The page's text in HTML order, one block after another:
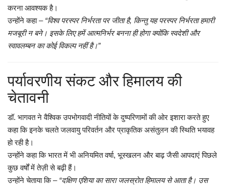
करना आवश्यक है।
उन्होंने कहा – “विश्व परस्पर निर्भरता पर जीता है, किन्तु यह परस्पर निर्भरता हमारी
मजबूरी न बने। इसके लिए हमें आत्मनिर्भर बनना ही होगा क्योंकि स्वदेशी और
स्वावलम्बन का कोई विकल्प नहीं है।”
पर्यावरणीय संकट और हिमालय की
चेतावनी
डॉ. भागवत ने वैश्विक उपभोगवादी नीतियों के दुष्परिणामों की ओर इशारा करते हुए
कहा कि इनके चलते जलवायु परिवर्तन और प्राकृतिक असंतुलन की स्थिति भयावह
हो रही है।
उन्होंने कहा कि भारत में भी अनियमित वर्षा, भूस्खलन और बाढ़ जैसी आपदाएं पिछले
कुछ वर्षों में तेज़ी से बढ़ी हैं।
उन्होंने चेताया कि – “दक्षिण एशिया का सारा जलस्रोत हिमालय से आता है। उस